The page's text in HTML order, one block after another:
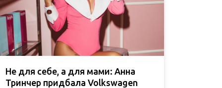
Не для себе, а для мами: Анна
Тринчер придбала Volkswagen